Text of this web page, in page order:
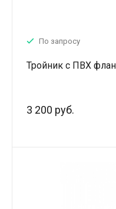
По запросу
Тройник с ПВХ
3 200 руб.